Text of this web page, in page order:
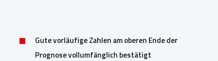
Gute vorläufige Zahlen am oberen Ende der
Prognose vollumfänglich bestätigt